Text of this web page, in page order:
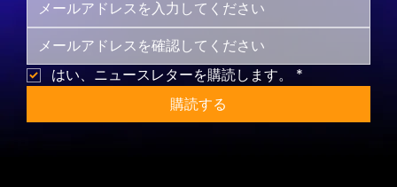
はい、ニュースレターを購読します。
*
購読する